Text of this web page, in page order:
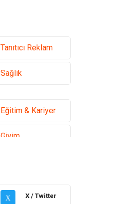
Tanıtıcı Reklam
Sağlık
Eğitim & Kariyer
Giyim
X X / Twitter